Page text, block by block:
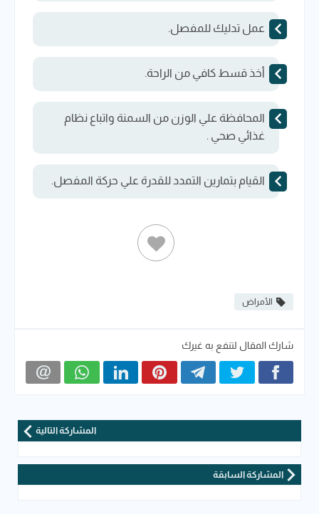
عمل تدليك للمفصل.
أخذ قسط كافي من الراحة.
المحافظة علي الوزن من السمنة واتباع نظام
غذائي صحي .
القيام بتمارين التمدد للقدرة علي حركة المفصل.
الأمراض
شارك المقال لتنفع به غيرك
المشاركة التالية
المشاركة السابقة